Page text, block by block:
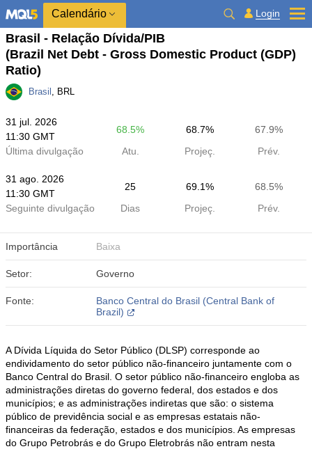
Calendário Login
Brasil - Relação Dívida/PIB
(Brazil Net Debt - Gross Domestic Product (GDP)
Ratio)
Brasil , BRL
31 jul. 2026
11:30 GMT
68.5% 68.7%
67.9%
Última divulgação
Atu. Projeç. Prév.
31 ago. 2026
11:30 GMT
25 69.1%
68.5%
Seguinte divulgação
Dias Projeç. Prév.
Importância Baixa
Setor: Governo
Fonte:
Banco Central do Brasil (Central Bank of
Brazil)
A Dívida Líquida do Setor Público (DLSP) corresponde ao
endividamento do setor público não-financeiro juntamente com o
Banco Central do Brasil. O setor público não-financeiro engloba as
administrações diretas do governo federal, dos estados e dos
municípios; e as administrações indiretas que são: o sistema
público de previdência social e as empresas estatais não-
financeiras da federação, estados e dos municípios. As empresas
do Grupo Petrobrás e do Grupo Eletrobrás não entram nesta